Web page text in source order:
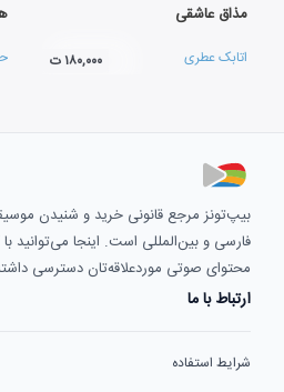
مذاق عاشقی
اتابک عطری ۱۸۰,۰۰۰ ت
بیپ‌تونز مرجع قانونی خرید و شنیدن
فارسی و بین‌المللی است. اینجا می‌توانید
محتوای صوتی موردعلاقه‌تان دسترسی
ارتباط با ما
شرایط استفاده